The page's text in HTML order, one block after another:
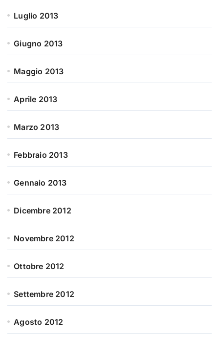
Luglio 2013
Giugno 2013
Maggio 2013
Aprile 2013
Marzo 2013
Febbraio 2013
Gennaio 2013
Dicembre 2012
Novembre 2012
Ottobre 2012
Settembre 2012
Agosto 2012